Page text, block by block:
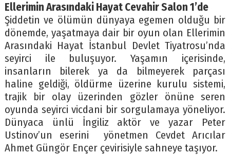
Ellerimin Arasındaki Hayat Cevahir Salon 1’de
Şiddetin ve ölümün dünyaya egemen olduğu bir
dönemde, yaşatmaya dair bir oyun olan Ellerimin
Arasındaki Hayat İstanbul Devlet Tiyatrosu’nda
seyirci ile buluşuyor. Yaşamın içerisinde,
insanların bilerek ya da bilmeyerek parçası
haline geldiği, öldürme üzerine kurulu sistemi,
trajik bir olay üzerinden gözler önüne seren
oyunda seyirci vicdani bir sorgulamaya yöneliyor.
Dünyaca ünlü İngiliz aktör ve yazar Peter
Ustinov’un eserini yönetmen Cevdet Arıcılar
Ahmet Güngör Ençer çevirisiyle sahneye taşıyor.